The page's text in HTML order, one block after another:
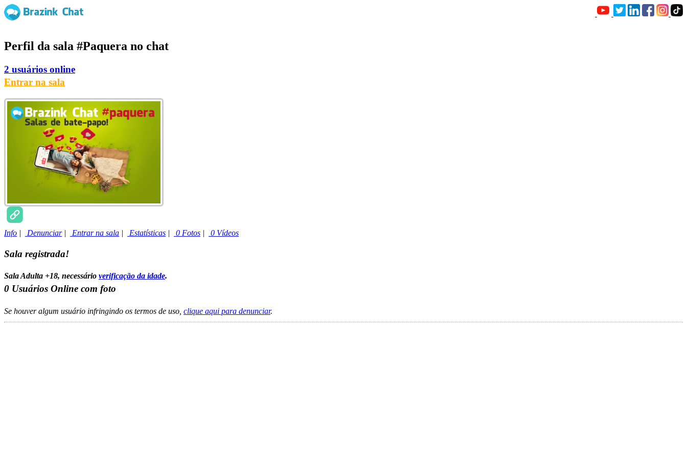
Perfil da sala #Paquera no chat
2 usuários online
Entrar na sala
Info | Denunciar| Entrar na sala | Estatísticas | 0 Fotos | 0 Vídeos
Sala registrada!
Sala Adulta +18, necessário verificação da idade.
0 Usuários Online com foto
Se houver algum usuário infringindo os termos de uso, clique aqui para denunciar.